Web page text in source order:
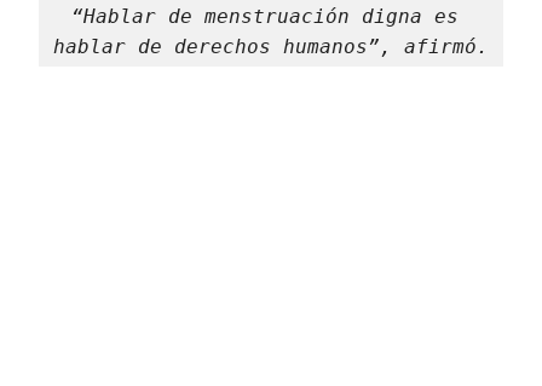
“Hablar de menstruación digna es
hablar de derechos humanos”, afirmó.